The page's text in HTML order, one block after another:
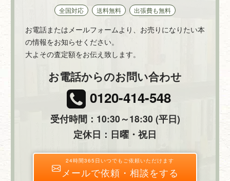
全国対応 送料無料 出張費も無料
お電話またはメールフォームより、お売りになりたい本
の情報をお知らせください。
大よその査定額をお伝え致します。
お電話からのお問い合わせ
0120-414-548
受付時間：10:30～18:30 (平日)
定休日：日曜・祝日
24時間365日いつでもご依頼いただけます
メールで依頼・相談をする